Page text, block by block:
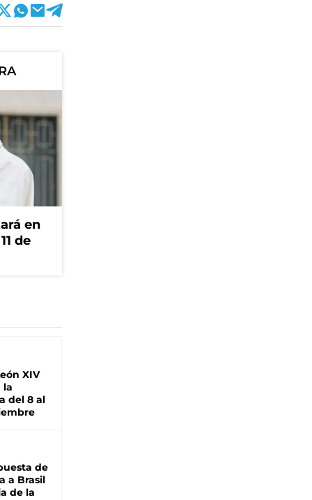
en
de
XIV
la
del 8 al
de
a Brasil
de la